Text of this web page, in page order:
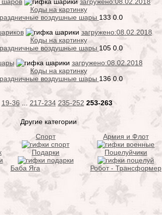
Коды на картинку
воздушные шары 133 0.0
загружено:08.02.2018
Коды на картинку
воздушные шары 105 0.0
загружено:08.02.2018
Коды на картинку
воздушные шары 136 0.0
19-36 217-234 235-252 253-263
Другие категории
Спорт Армия и Флот
Подарки Поцелуйчики
Баба Яга Робот - Трансформер